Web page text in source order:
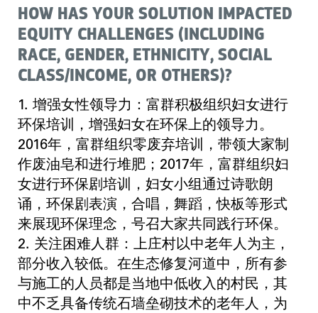
HOW HAS YOUR SOLUTION IMPACTED
EQUITY CHALLENGES (INCLUDING
RACE, GENDER, ETHNICITY, SOCIAL
CLASS/INCOME, OR OTHERS)?
1. 增强女性领导力：富群积极组织妇女进行
环保培训，增强妇女在环保上的领导力。
2016年，富群组织零废弃培训，带领大家制
作废油皂和进行堆肥；2017年，富群组织妇
女进行环保剧培训，妇女小组通过诗歌朗
诵，环保剧表演，合唱，舞蹈，快板等形式
来展现环保理念，号召大家共同践行环保。
2. 关注困难人群：上庄村以中老年人为主，
部分收入较低。在生态修复河道中，所有参
与施工的人员都是当地中低收入的村民，其
中不乏具备传统石墙垒砌技术的老年人，为